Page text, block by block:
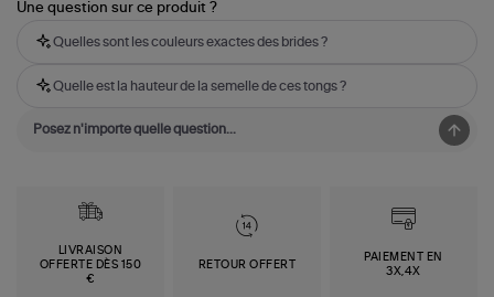
Une question sur ce produit ?
Quelles sont les couleurs exactes des brides ?
Quelle est la hauteur de la semelle de ces tongs ?
LIVRAISON
OFFERTE DÈS 150
€
RETOUR OFFERT
PAIEMENT EN
3X,4X